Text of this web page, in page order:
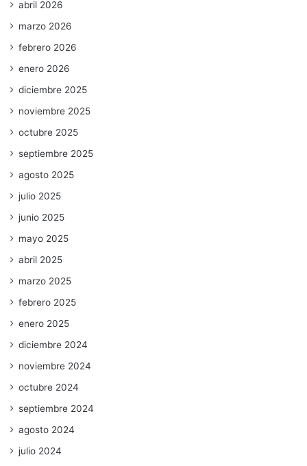
abril 2026
marzo 2026
febrero 2026
enero 2026
diciembre 2025
noviembre 2025
octubre 2025
septiembre 2025
agosto 2025
julio 2025
junio 2025
mayo 2025
abril 2025
marzo 2025
febrero 2025
enero 2025
diciembre 2024
noviembre 2024
octubre 2024
septiembre 2024
agosto 2024
julio 2024